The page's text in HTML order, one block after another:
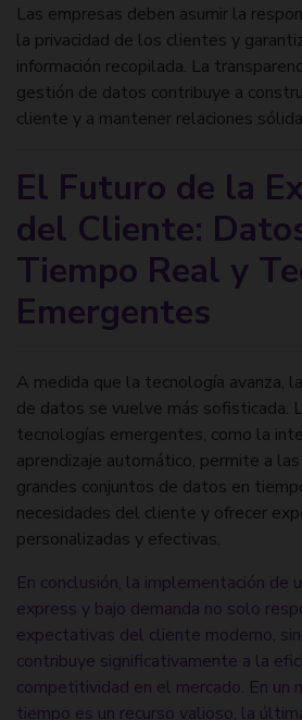
Las empresas deben asumir la
la privacidad de los clientes y
información recopilada. La
gestión de datos contribuye a
cliente y a mantener relaciones
El Futuro de la
del Cliente:
Tiempo Real y
Emergentes
A medida que la tecnología avanza,
de datos se vuelve más sofisticada.
tecnologías emergentes, como la
aprendizaje automático, permite a
grandes conjuntos de datos en
necesidades del cliente y ofrecer
personalizadas y efectivas.
En conclusión, la implementación de
express y bajo demanda no solo
expectativas del cliente moderno,
contribuye significativamente a la
competitividad en el mercado. En un
tiempo es un recurso valioso, la